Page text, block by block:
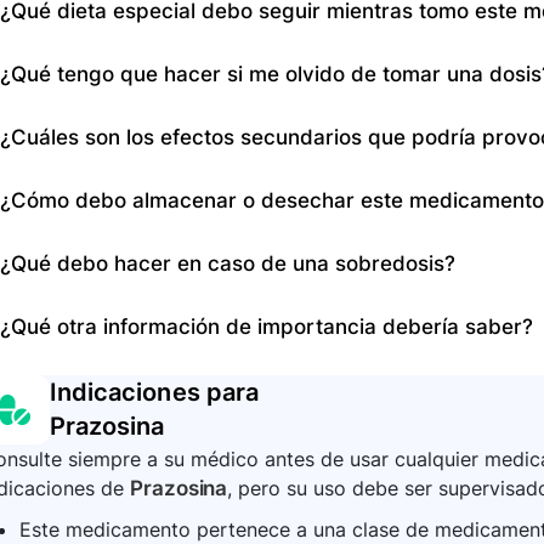
está embarazada o amamantando, consume alcohol
¿Qué dieta especial debo seguir mientras tomo este
especialmente en términos de consumo de alcohol y
¿Qué tengo que hacer si me olvido de tomar una
próxima dosis, omita la dosis olvidada y siga con su
¿Cuáles son los efectos secundarios que podría
cardíaco irregular o rápido, sarpullido, dificultad para
¿Cómo debo almacenar o desechar este
instrucciones de su farmacéutico para desechar
¿Qué debo hacer en caso de una sobredosis?
envenenamiento local para recibir las instrucciones
¿Qué otra información de importancia debería saber?
presenta síntomas. Siga todas las citas con su médico
efectos secundarios.
Indicaciones para
Prazosina
siempre a su médico antes de usar cualquier
de Prazosina, pero su uso debe ser
Este medicamento pertenece a una clase de